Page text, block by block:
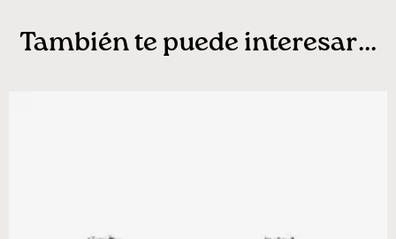
También te puede interesar...